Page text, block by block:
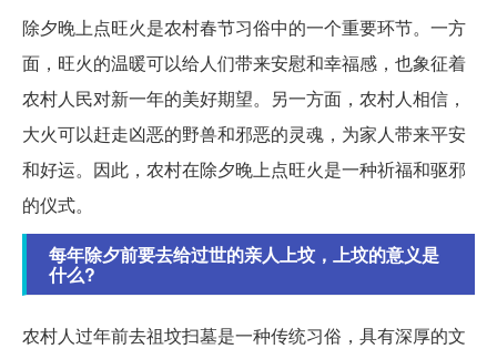
除夕晚上点旺火是农村春节习俗中的一个重要环节。一方
面，旺火的温暖可以给人们带来安慰和幸福感，也象征着
农村人民对新一年的美好期望。另一方面，农村人相信，
大火可以赶走凶恶的野兽和邪恶的灵魂，为家人带来平安
和好运。因此，农村在除夕晚上点旺火是一种祈福和驱邪
的仪式。
每年除夕前要去给过世的亲人上坟，上坟的意义是
什么?
农村人过年前去祖坟扫墓是一种传统习俗，具有深厚的文